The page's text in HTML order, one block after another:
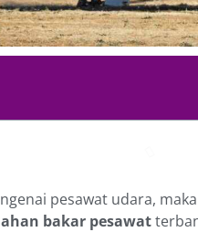
pesawat udara,
bakar pesawat